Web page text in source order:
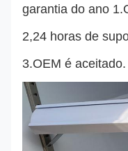
garantia do ano
2,24 horas de
3.OEM é aceitado.